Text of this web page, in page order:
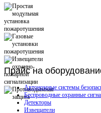
Прайсна
Автономные системы
Беспроводные охранные
Детекторы
Извещатели